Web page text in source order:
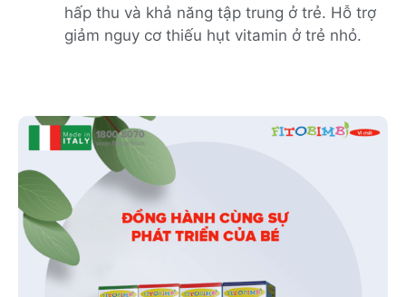
hấp thu và khả năng tập trung ở trẻ. Hỗ trợ
giảm nguy cơ thiếu hụt vitamin ở trẻ nhỏ.